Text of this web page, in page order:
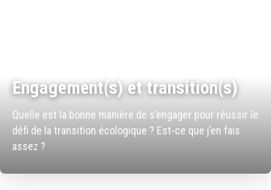
Engagement(s) et transition(s)
Quelle est la bonne manière de s’engager pour réussir le
défi de la transition écologique ? Est-ce que j’en fais
assez ?